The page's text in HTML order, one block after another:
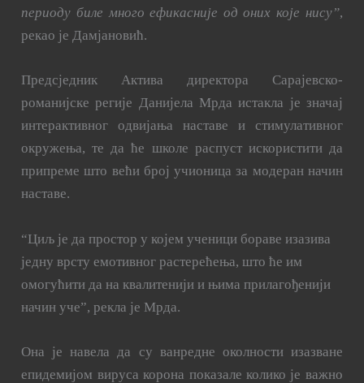
периоду биле много ефикасније од оних које нису”,
рекао је Дамјановић.
Предсједник Актива директора Сарајевско-
романијске регије Данијела Мрда истакла је значај
интерактивног одвијања наставе и стимулативног
окружења, те да ће школе распуст искористити да
припреме што већи број учионица за модеран начин
наставе.
“Циљ је да простор у којем ученици бораве изазива
једну врсту емотивног растерећења, што ће им
омогућити да на квалитенији и њима прилагођенији
начин уче”, рекла је Мрда.
Она је навела да су ванредне околности изазване
епидемијом вируса корона показале колико је важно